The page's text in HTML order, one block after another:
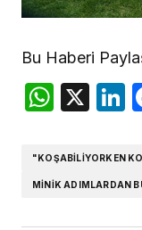
Bu Haberi
X
"KOŞABILIYORKEN
MINIK ADIMLARDAN